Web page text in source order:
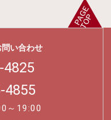
い合わせ
4825
4855
～19:00